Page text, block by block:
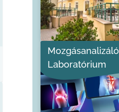
Mozgásanalizáló
Laboratórium